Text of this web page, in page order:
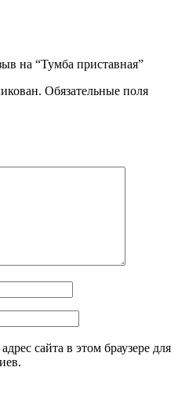
на “Тумба приставная”
Обязательные поля
сайта в этом браузере для